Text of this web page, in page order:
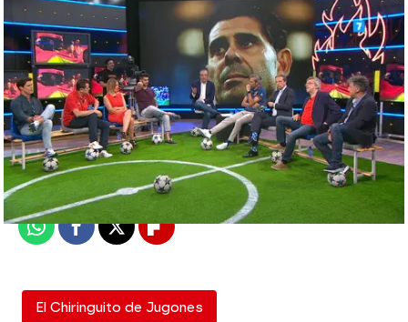
mega
Madrid
Publicado: 28 de junio de 2018, 12:03
WhatsappFacebook
X Flipboard
El Chiringuito de Jugones